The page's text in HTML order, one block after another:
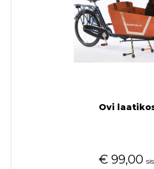
Ovi
€ 99,00